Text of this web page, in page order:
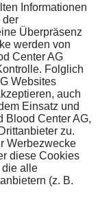
Informationen
der
Überpräsenz
werden von
Center AG
Folglich
Websites
auch
Einsatz und
Blood Center AG,
zu.
Werbezwecke
diese Cookies
die alle
(z. B.